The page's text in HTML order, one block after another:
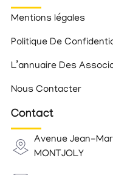
Mentions légales
Politique De
L’annuaire Des
Nous Contacter
Contact
Avenue Jean-
MONTJOLY